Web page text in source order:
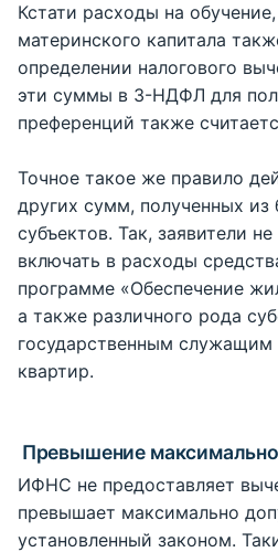
Кстати расходы на
материнского капитала
определении налогового
эти суммы в 3-НДФЛ для
преференций также
Точное такое же правило
других сумм, полученных
субъектов. Так, заявители
включать в расходы
программе «Обеспечение
а также различного рода
государственным
квартир.
Превышение
ИФНС не предоставляет
превышает максимально
установленный законом.